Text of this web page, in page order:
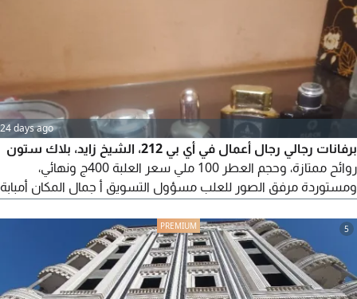
بالحجز قبل نفاد الكمية
24 days ago
برفانات رجالي رجال أعمال في أي بي 212، الشيخ زايد، بلاك ستون
روائح ممتازة، وحجم العطر 100 ملي سعر العلبة 400ج ونهائي،
ومستوردة مرفق الصور للعلب مسؤول التسويق أ جمال المكان أمبابة
عطرية مصرية أخرى مميزه تبدأ من 60ج
5